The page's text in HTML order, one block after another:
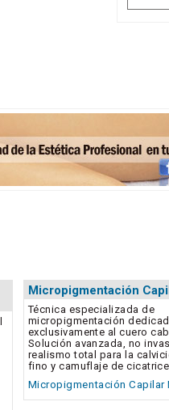
Micropigmentación
Técnica especializada de
micropigmentación
exclusivamente al cuero
Solución avanzada, no
realismo total para la
fino y camuflaje de
Micropigmentación Capilar